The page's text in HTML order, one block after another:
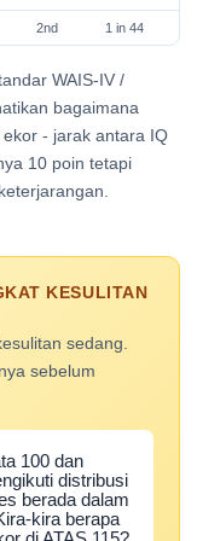
2nd 1 in 44
WAIS-IV /
bagaimana
- jarak antara IQ
10 poin tetapi
KESULITAN
sedang.
sebelum
100 dan
distribusi
berada dalam
kira berapa